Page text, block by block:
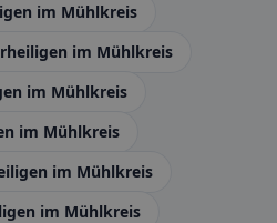
im Mühlkreis
im Mühlkreis
im Mühlkreis
im Mühlkreis
im Mühlkreis
im Mühlkreis